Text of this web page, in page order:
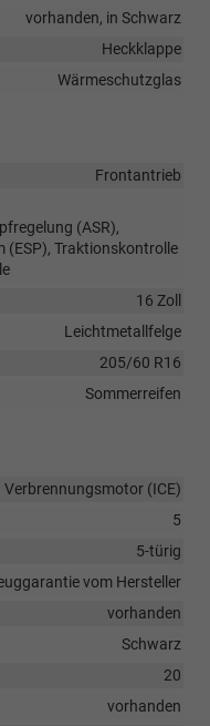
vorhanden, in Schwarz
Heckklappe
Wärmeschutzglas
Frontantrieb
(ASR),
(ESP), Traktionskontrolle
16 Zoll
Leichtmetallfelge
205/60 R16
Sommerreifen
Verbrennungsmotor (ICE)
5
5-türig
vom Hersteller
vorhanden
Schwarz
20
vorhanden